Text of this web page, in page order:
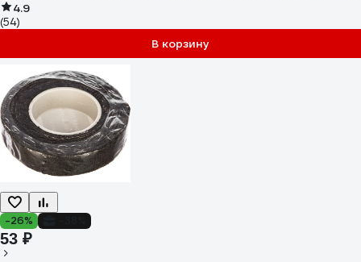
4.9
(54)
В корзину
-26%
53 ₽